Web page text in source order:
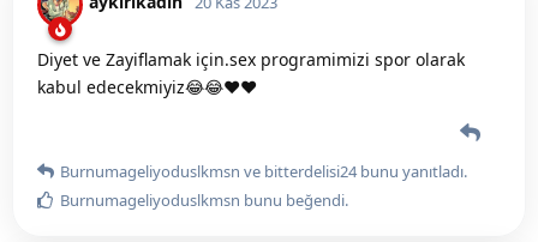
Diyet ve Zayiflamak için.sex programimizi spor olarak
kabul edecekmiyiz😂😂❤️❤️
Burnumageliyoduslkmsn ve bitterdelisi24bunu yanıtladı.
Burnumageliyoduslkmsn bunu beğendi.